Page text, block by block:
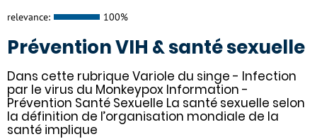
relevance: 100%
Prévention VIH & santé sexuelle
Dans cette rubrique Variole du singe - Infection
par le virus du Monkeypox Information -
Prévention Santé Sexuelle La santé sexuelle selon
la définition de l’organisation mondiale de la
santé implique